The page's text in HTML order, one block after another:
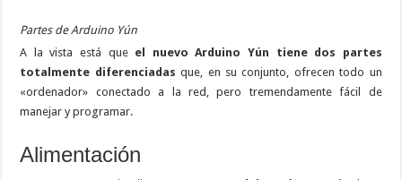
Partes de Arduino Yún
A la vista está que el nuevo Arduino Yún tiene dos partes
totalmente diferenciadas que, en su conjunto, ofrecen todo un
«ordenador» conectado a la red, pero tremendamente fácil de
manejar y programar.
Alimentación